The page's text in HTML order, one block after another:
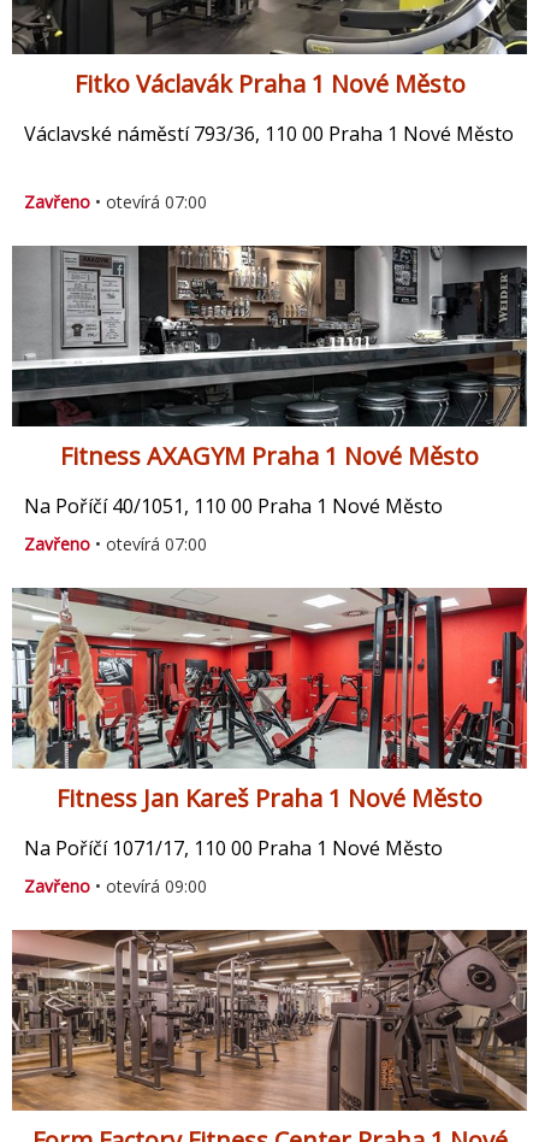
Fitko Václavák Praha 1 Nové Město
Václavské náměstí 793/36, 110 00 Praha 1 Nové Město
Zavřeno • otevírá 07:00
Fitness AXAGYM Praha 1 Nové Město
Na Poříčí 40/1051, 110 00 Praha 1 Nové Město
Zavřeno • otevírá 07:00
Fitness Jan Kareš Praha 1 Nové Město
Na Poříčí 1071/17, 110 00 Praha 1 Nové Město
Zavřeno • otevírá 09:00